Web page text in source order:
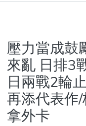
Statistics
壓力當成鼓
來亂 日排3
日兩戰2輪
再添代表作
拿外卡